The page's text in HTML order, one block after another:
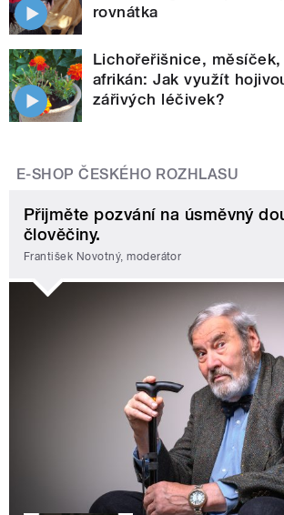
rovnátka
Lichořeřišnice, měsíček,
afrikán: Jak využít
zářivých léčivek?
E-SHOP ČESKÉHO ROZHLASU
Přijměte pozvání na úsměvný
člověčiny.
František Novotný, moderátor